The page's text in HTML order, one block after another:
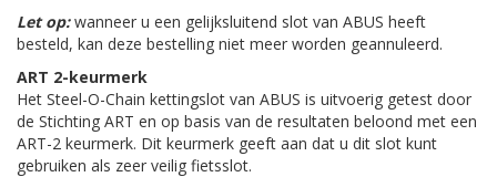
Let op:wanneer u een gelijksluitend slot van ABUS heeft
besteld, kan deze bestelling niet meer worden geannuleerd.
ART 2-keurmerk
Het Steel-O-Chain kettingslot van ABUS is uitvoerig getest door
de Stichting ART en op basis van de resultaten beloond met een
ART-2 keurmerk. Dit keurmerk geeft aan dat u dit slot kunt
gebruiken als zeer veilig fietsslot.